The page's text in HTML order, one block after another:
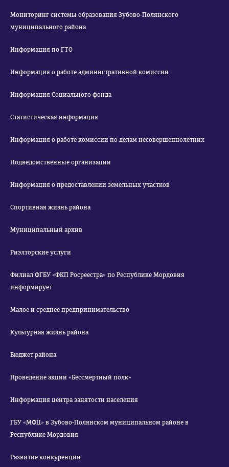
Мониторинг системы образования Зубово-Полянского
муниципального района
Информация по ГТО
Информация о работе административной комиссии
Информация Социального фонда
Статистическая информация
Информация о работе комиссии по делам несовершеннолетних
Подведомственные организации
Информация о предоставлении земельных участков
Спортивная жизнь района
Муниципальный архив
Риэлторские услуги
Филиал ФГБУ «ФКП Росреестра» по Республике Мордовия
информирует
Малое и среднее предпринимательство
Культурная жизнь района
Бюджет района
Проведение акции «Бессмертный полк»
Информация центра занятости населения
ГБУ «МФЦ» в Зубово-Полянском муниципальном районе в
Республике Мордовия
Развитие конкуренции